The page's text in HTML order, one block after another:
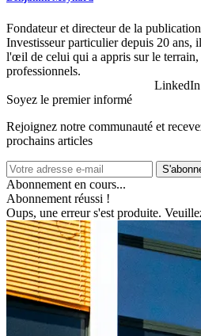
Fondateur et directeur de la
Investisseur particulier depuis 20 ans,
l'œil de celui qui a appris sur le terrain,
professionnels.
LinkedIn
Soyez le premier informé
Rejoignez notre communauté et
prochains articles
Abonnement en cours...
Abonnement réussi !
Oups, une erreur s'est produite.